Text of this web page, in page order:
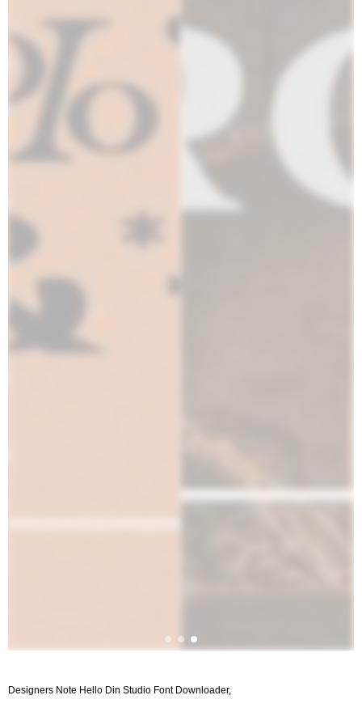
Designers Note Hello Din Studio Font Downloader,